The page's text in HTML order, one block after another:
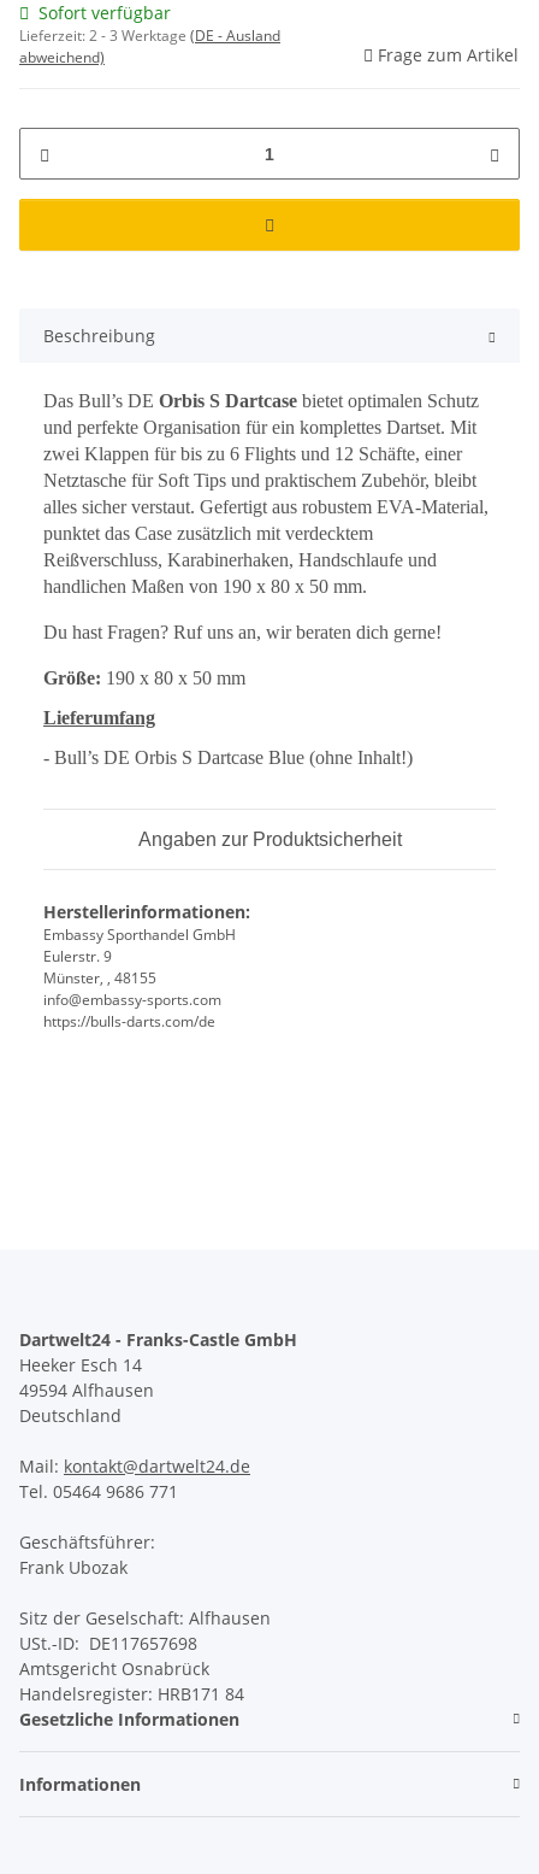
Sofort verfügbar
Lieferzeit:2 - 3 Werktage (DE - Ausland
abweichend)
Frage zum Artikel
Beschreibung
Das Bull’s DE Orbis S Dartcase bietet optimalen Schutz
und perfekte Organisation für ein komplettes Dartset. Mit
zwei Klappen für bis zu 6 Flights und 12 Schäfte, einer
Netztasche für Soft Tips und praktischem Zubehör, bleibt
alles sicher verstaut. Gefertigt aus robustem EVA-Material,
punktet das Case zusätzlich mit verdecktem
Reißverschluss, Karabinerhaken, Handschlaufe und
handlichen Maßen von 190 x 80 x 50 mm.
Du hast Fragen? Ruf uns an, wir beraten dich gerne!
Größe: 190 x 80 x 50 mm
Lieferumfang
- Bull’s DE Orbis S Dartcase Blue (ohne Inhalt!)
Angaben zur Produktsicherheit
Herstellerinformationen:
Embassy Sporthandel GmbH
Eulerstr. 9
Münster, , 48155
info@embassy-sports.com
https://bulls-darts.com/de
Dartwelt24 - Franks-Castle GmbH
Heeker Esch 14
49594 Alfhausen
Deutschland
Mail: kontakt@dartwelt24.de
Tel. 05464 9686 771
Geschäftsführer:
Frank Ubozak
Sitz der Geselschaft: Alfhausen
USt.-ID: DE117657698
Amtsgericht Osnabrück
Handelsregister: HRB171 84
Gesetzliche Informationen
Informationen